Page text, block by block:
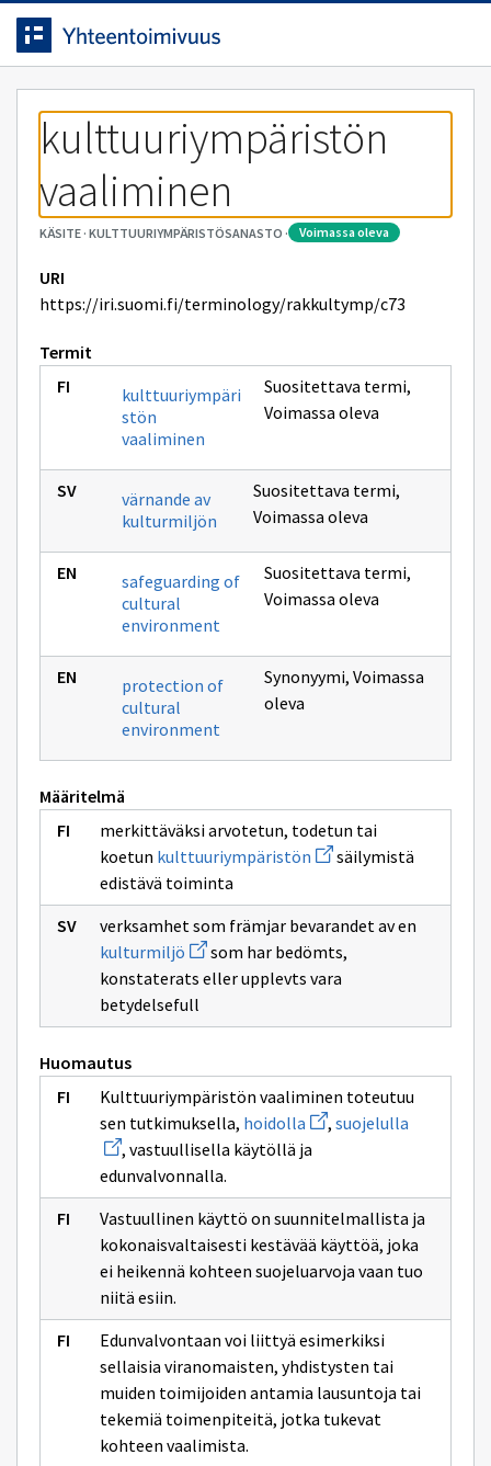
Siirrytty
sivulle
Siirry suoraan sisältöön.
kulttuuriympäristön
vaaliminen
KÄSITE· KULTTUURIYMPÄRISTÖSANASTO · voimassa oleva
URI
https://iri.suomi.fi/terminology/rakkultymp/c73
Termit
kulttuuriympäri
stön
vaaliminen
Suositettava termi,
Voimassa oleva
värnande av
kulturmiljön
Suositettava termi,
Voimassa oleva
safeguarding of
cultural
environment
Suositettava termi,
Voimassa oleva
protection of
cultural
environment
Synonyymi, Voimassa
oleva
Määritelmä
merkittäväksi arvotetun, todetun tai
koetun kulttuuriympäristön Avaa
uuden
sivulle
kulttuuriympäristön
säilymistä
edistävä toiminta
verksamhet som främjar bevarandet av en
kulturmiljö Avaa
uuden
ikkunan
sivulle
kulturmiljö
som har bedömts,
konstaterats eller upplevts vara
betydelsefull
Huomautus
Kulttuuriympäristön vaaliminen toteutuu
sen tutkimuksella, hoidolla Avaa
uuden
ikkunan
, suojelulla
, vastuullisella käytöllä ja
edunvalvonnalla.
Vastuullinen käyttö on suunnitelmallista ja
kokonaisvaltaisesti kestävää käyttöä, joka
ei heikennä kohteen suojeluarvoja vaan tuo
niitä esiin.
Edunvalvontaan voi liittyä esimerkiksi
sellaisia viranomaisten, yhdistysten tai
muiden toimijoiden antamia lausuntoja tai
tekemiä toimenpiteitä, jotka tukevat
kohteen vaalimista.